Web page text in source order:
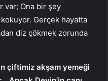
var; Ona bir şey
Gerçek hayatta
diz çökmek zorunda
çiftimiz akşam yemeği